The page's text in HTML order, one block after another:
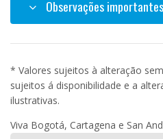
Observações importantes
* Valores sujeitos à alteração
sujeitos á disponibilidade e a
ilustrativas.
Viva Bogotá, Cartagena e San